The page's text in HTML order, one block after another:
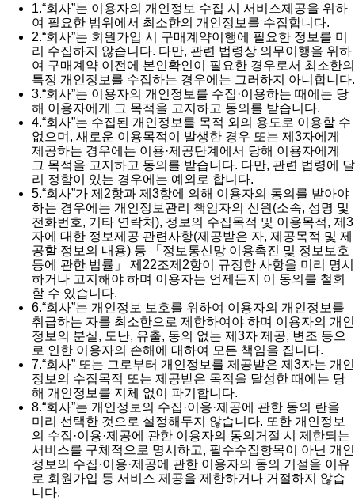
1.“회사”는 이용자의 개인정보 수집 시 서비스제공을 위하
여 필요한 범위에서 최소한의 개인정보를 수집합니다.
2.“회사”는 회원가입 시 구매계약이행에 필요한 정보를 미
리 수집하지 않습니다. 다만, 관련 법령상 의무이행을 위하
여 구매계약 이전에 본인확인이 필요한 경우로서 최소한의
특정 개인정보를 수집하는 경우에는 그러하지 아니합니다.
3.“회사”는 이용자의 개인정보를 수집·이용하는 때에는 당
해 이용자에게 그 목적을 고지하고 동의를 받습니다.
4.“회사”는 수집된 개인정보를 목적 외의 용도로 이용할 수
없으며, 새로운 이용목적이 발생한 경우 또는 제3자에게
제공하는 경우에는 이용·제공단계에서 당해 이용자에게
그 목적을 고지하고 동의를 받습니다. 다만, 관련 법령에 달
리 정함이 있는 경우에는 예외로 합니다.
5.“회사”가 제2항과 제3항에 의해 이용자의 동의를 받아야
하는 경우에는 개인정보관리 책임자의 신원(소속, 성명 및
전화번호, 기타 연락처), 정보의 수집목적 및 이용목적, 제3
자에 대한 정보제공 관련사항(제공받은 자, 제공목적 및 제
공할 정보의 내용) 등 「정보통신망 이용촉진 및 정보보호
등에 관한 법률」 제22조제2항이 규정한 사항을 미리 명시
하거나 고지해야 하며 이용자는 언제든지 이 동의를 철회
할 수 있습니다.
6.“회사”는 개인정보 보호를 위하여 이용자의 개인정보를
취급하는 자를 최소한으로 제한하여야 하며 이용자의 개인
정보의 분실, 도난, 유출, 동의 없는 제3자 제공, 변조 등으
로 인한 이용자의 손해에 대하여 모든 책임을 집니다.
7.“회사” 또는 그로부터 개인정보를 제공받은 제3자는 개인
정보의 수집목적 또는 제공받은 목적을 달성한 때에는 당
해 개인정보를 지체 없이 파기합니다.
8.“회사”는 개인정보의 수집·이용·제공에 관한 동의 란을
미리 선택한 것으로 설정해두지 않습니다. 또한 개인정보
의 수집·이용·제공에 관한 이용자의 동의거절 시 제한되는
서비스를 구체적으로 명시하고, 필수수집항목이 아닌 개인
정보의 수집·이용·제공에 관한 이용자의 동의 거절을 이유
로 회원가입 등 서비스 제공을 제한하거나 거절하지 않습
니다.